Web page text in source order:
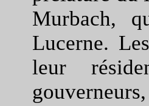
Murbach,
Lucerne.
leur